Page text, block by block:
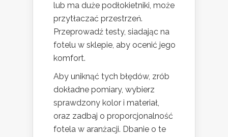
lub ma duże podłokietniki, może
przytłaczać przestrzeń.
Przeprowadź testy, siadając na
fotelu w sklepie, aby ocenić jego
komfort.
Aby uniknąć tych błędów, zrób
dokładne pomiary, wybierz
sprawdzony kolor i materiał,
oraz zadbaj o proporcjonalność
fotela w aranżacji. Dbanie o te